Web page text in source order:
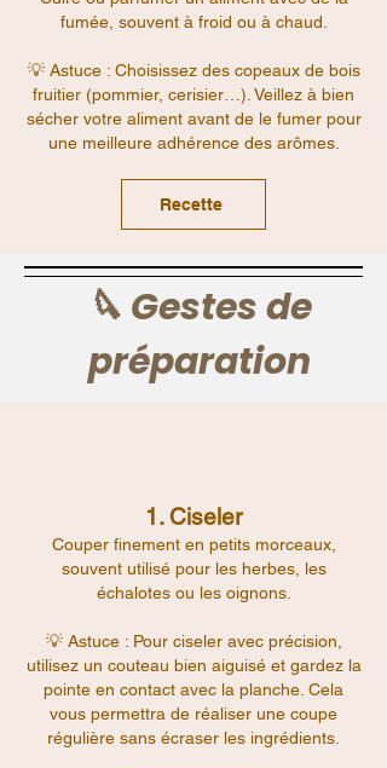
fumée, souvent à froid ou à chaud.
💡 Astuce : Choisissez des copeaux de bois
fruitier (pommier, cerisier…). Veillez à bien
sécher votre aliment avant de le fumer pour
une meilleure adhérence des arômes.
Recette
🔪 Gestes de
préparation
1. Ciseler
Couper finement en petits morceaux,
souvent utilisé pour les herbes, les
échalotes ou les oignons.
💡 Astuce : Pour ciseler avec précision,
utilisez un couteau bien aiguisé et gardez la
pointe en contact avec la planche. Cela
vous permettra de réaliser une coupe
régulière sans écraser les ingrédients.